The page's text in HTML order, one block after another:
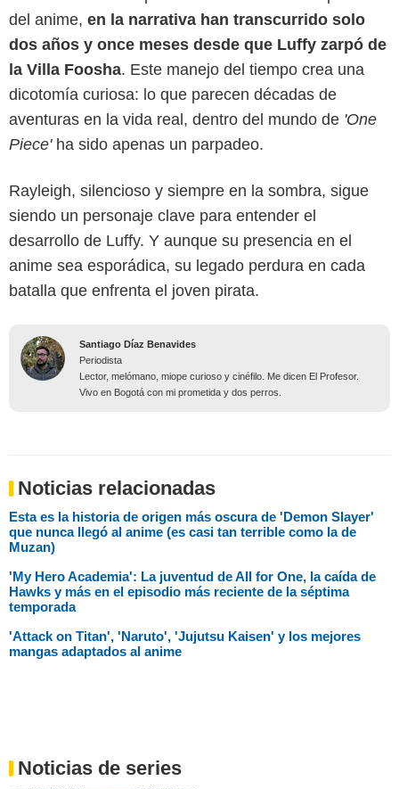
del anime, en la narrativa han transcurrido solo
dos años y once meses desde que Luffy zarpó de
la Villa Foosha. Este manejo del tiempo crea una
dicotomía curiosa: lo que parecen décadas de
aventuras en la vida real, dentro del mundo de 'One
Piece'ha sido apenas un parpadeo.
Rayleigh, silencioso y siempre en la sombra, sigue
siendo un personaje clave para entender el
desarrollo de Luffy. Y aunque su presencia en el
anime sea esporádica, su legado perdura en cada
batalla que enfrenta el joven pirata.
Santiago Díaz Benavides
Periodista
Lector, melómano, miope curioso y cinéfilo. Me dicen El Profesor.
Vivo en Bogotá con mi prometida y dos perros.
Noticias relacionadas
Esta es la historia de origen más oscura de 'Demon Slayer'
que nunca llegó al anime (es casi tan terrible como la de
Muzan)
'My Hero Academia': La juventud de All for One, la caída de
Hawks y más en el episodio más reciente de la séptima
temporada
'Attack on Titan', 'Naruto', 'Jujutsu Kaisen' y los mejores
mangas adaptados al anime
Noticias de series